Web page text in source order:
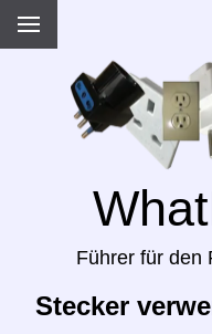
Führer für den
Stecker